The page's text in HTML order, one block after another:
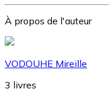
À propos de l'auteur
VODOUHE Mireille
3 livres